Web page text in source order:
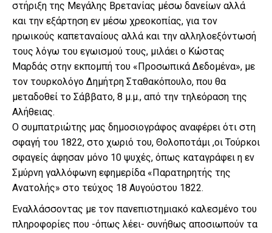
στήριξη της Μεγάλης Βρετανίας μέσω δανείων αλλά
και την εξάρτηση εν μέσω χρεοκοπίας, για τον
ηρωικούς καπεταναίους αλλά και την αλληλοεξόντωσή
τους λόγω του εγωισμού τους, μιλάει ο Κώστας
Μαρδάς στην εκπομπή του «Προσωπικά Δεδομένα», με
τον τουρκολόγο Δημήτρη Σταθακόπουλο, που θα
μεταδοθεί το Σάββατο, 8 μ.μ., από την τηλεόραση της
Αλήθειας.
Ο συμπατριώτης μας δημοσιογράφος αναφέρει ότι στη
σφαγή του 1822, στο χωριό του, Θολοποτάμι ,οι Τούρκοι
σφαγείς άφησαν μόνο 10 ψυχές, όπως καταγράφει η εν
Σμύρνη γαλλόφωνη εφημερίδα «Παρατηρητής της
Ανατολής» στο τεύχος 18 Αυγούστου 1822.
Εναλλάσσοντας με τον πανεπιστημιακό καλεσμένο του
πληροφορίες που -όπως λέει- συνήθως αποσιωπούν τα